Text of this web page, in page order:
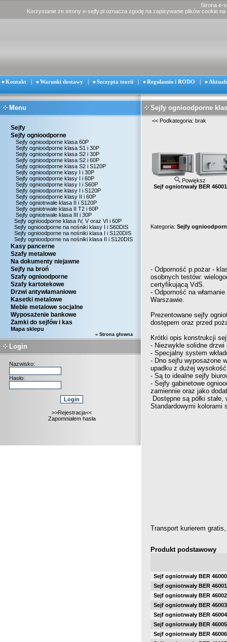
Strona e-
Korzystanie ze strony e-sejfy.pl oznacza zgodę na zapisywanie plików cookie
Kontakt | Warunki dostawy | Szczypta teorii | Regulamin i RODO |
Menu
Sejfy
Sejfy ognioodporne
Sejfy ognioodporne klasa 60P
Sejfy ognioodporne klasa S1 i 30P
Sejfy ognioodporne klasa S2 i 30P
Sejfy ognioodporne klasa S2 i 60P
Sejfy ognioodporne klasa S2 i S120P
Sejfy ognioodporne klasy I i 30P
Sejfy ognioodporne klasy I i 60P
Sejfy ognioodporne klasy I i S60P
Sejfy ognioodporne klasy I i S120P
Sejfy ognioodporne klasy II i 60P
Sejfy ogniotrwałe klasa II i S120P
Sejfy ogniotrwałe klasa II T2 i 60P
Sejfy ogniotrwałe klasa III i 30P
Sejfy ognioodporne klasa IV, V oraz VI i 60P
Sejfy ognioodporne na nośniki klasy I i S60DIS
Sejfy ognioodporne na nośniki klasa I i S120DIS
Sejfy ognioodporne na nośniki klasa II i S120DIS
Kasy pancerne
Szafy metalowe
Na dokumenty niejawne
Sejfy na broń
Szafy ognioodporne
Szafy kartotekowe
Drzwi antywłamaniowe
Kasetki metalowe
Meble metalowe socjalne
Wyposażenie bankowe
Zamki do sejfów i kas
Mapa sklepu
« Strona głowna
Login
Nazwisko:
Hasło:
>>Rejestracja<<
Zapomniałem hasła
Sejfy ognioodporne
<< Podkategoria: brak
Powiększ
Sejf ogniotrwały BER 46001
Kategoria: Sejfy
- Odporność p.pożar -
osobnych testów:
certyfikującą VdS.
- Odporność na
Warszawie.
Prezentowane sejfy
dostępem oraz przed
Krótki opis konstrukcji
- Niezwykle solidne
- Specjalny system
- Dno sejfu wyposażone
upadku z dużej
- Są to idealne sejfy
- Sejfy gabinetowe
zamiennie oraz jako
Dostępne są półki
Standardowymi kolorami
Transport kurierem
Produkt podstawowy
Sejf ogniotrwały BER 46000
Sejf ogniotrwały BER 46001
Sejf ogniotrwały BER 46002
Sejf ogniotrwały BER 46003
Sejf ogniotrwały BER 46004
Sejf ogniotrwały BER 46005
Sejf ogniotrwały BER 46006